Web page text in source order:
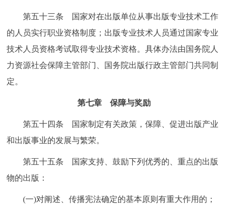
第五十三条 国家对在出版单位从事出版专业技术工作
的人员实行职业资格制度；出版专业技术人员通过国家专业
技术人员资格考试取得专业技术资格。具体办法由国务院人
力资源社会保障主管部门、国务院出版行政主管部门共同制
定。
第七章 保障与奖励
第五十四条 国家制定有关政策，保障、促进出版产业
和出版事业的发展与繁荣。
第五十五条 国家支持、鼓励下列优秀的、重点的出版
物的出版：
(一)对阐述、传播宪法确定的基本原则有重大作用的；